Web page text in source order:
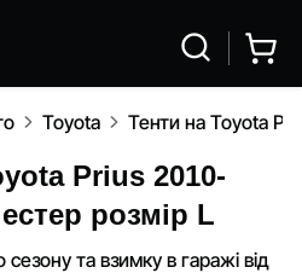
Toyota Тенти на Toyota
Prius 2010-
розмір L
та взимку в гаражі від